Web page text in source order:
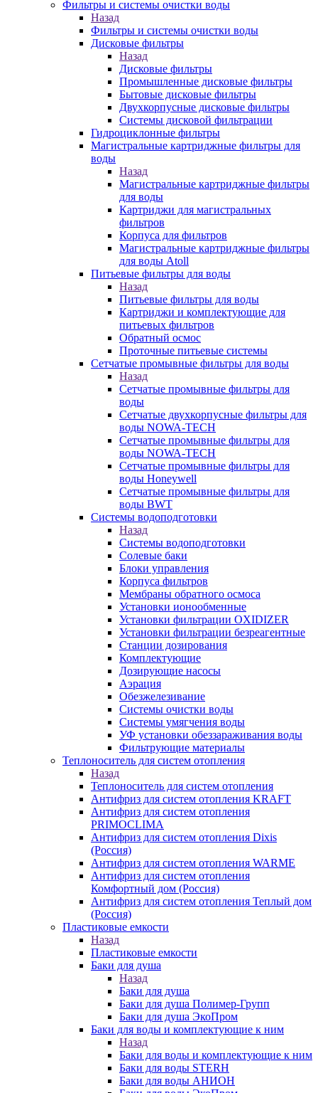
Фильтры и системы очистки воды
Назад
Фильтры и системы очистки воды
Дисковые фильтры
Назад
Дисковые фильтры
Промышленные дисковые фильтры
Бытовые дисковые фильтры
Двухкорпусные дисковые фильтры
Системы дисковой фильтрации
Гидроциклонные фильтры
Магистральные картриджные фильтры для
воды
Назад
Магистральные картриджные фильтры
для воды
Картриджи для магистральных
фильтров
Корпуса для фильтров
Магистральные картриджные фильтры
для воды Atoll
Питьевые фильтры для воды
Назад
Питьевые фильтры для воды
Картриджи и комплектующие для
питьевых фильтров
Обратный осмос
Проточные питьевые системы
Сетчатые промывные фильтры для воды
Назад
Сетчатые промывные фильтры для
воды
Сетчатые двухкорпусные фильтры для
воды NOWA-TECH
Сетчатые промывные фильтры для
воды NOWA-TECH
Сетчатые промывные фильтры для
воды Honeywell
Сетчатые промывные фильтры для
воды BWT
Системы водоподготовки
Назад
Системы водоподготовки
Солевые баки
Блоки управления
Корпуса фильтров
Мембраны обратного осмоса
Установки ионообменные
Установки фильтрации OXIDIZER
Установки фильтрации безреагентные
Станции дозирования
Комплектующие
Дозирующие насосы
Аэрация
Обезжелезивание
Системы очистки воды
Системы умягчения воды
УФ установки обеззараживания воды
Фильтрующие материалы
Теплоноситель для систем отопления
Назад
Теплоноситель для систем отопления
Антифриз для систем отопления KRAFT
Антифриз для систем отопления
PRIMOCLIMA
Антифриз для систем отопления Dixis
(Россия)
Антифриз для систем отопления WARME
Антифриз для систем отопления
Комфортный дом (Россия)
Антифриз для систем отопления Теплый дом
(Россия)
Пластиковые емкости
Назад
Пластиковые емкости
Баки для душа
Назад
Баки для душа
Баки для душа Полимер-Групп
Баки для душа ЭкоПром
Баки для воды и комплектующие к ним
Назад
Баки для воды и комплектующие к ним
Баки для воды STERH
Баки для воды АНИОН